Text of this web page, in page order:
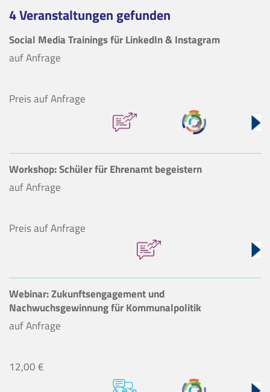
4 Veranstaltungen gefunden
Social Media Trainings für LinkedIn & Instagram
auf Anfrage
Preis auf Anfrage
Workshop: Schüler für Ehrenamt begeistern
auf Anfrage
Preis auf Anfrage
Webinar: Zukunftsengagement und
Nachwuchsgewinnung für Kommunalpolitik
auf Anfrage
12,00 €